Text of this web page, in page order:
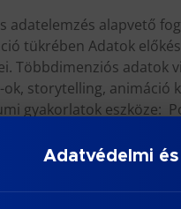
adatelemzés alapvető
tükrében Adatok
Többdimenziós
storytelling, animáció
gyakorlatok eszköze:
oszlopok és mezők,
Adatelemzési
2 óra
Adatvédelmi